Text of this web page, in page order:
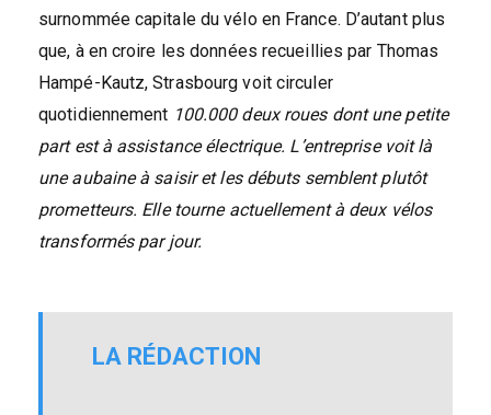
surnommée capitale du vélo en France. D’autant plus
que, à en croire les données recueillies par Thomas
Hampé-Kautz, Strasbourg voit circuler
quotidiennement 100.000 deux roues dont une petite
part est à assistance électrique. L’entreprise voit là
une aubaine à saisir et les débuts semblent plutôt
prometteurs. Elle tourne actuellement à deux vélos
transformés par jour.
LA RÉDACTION